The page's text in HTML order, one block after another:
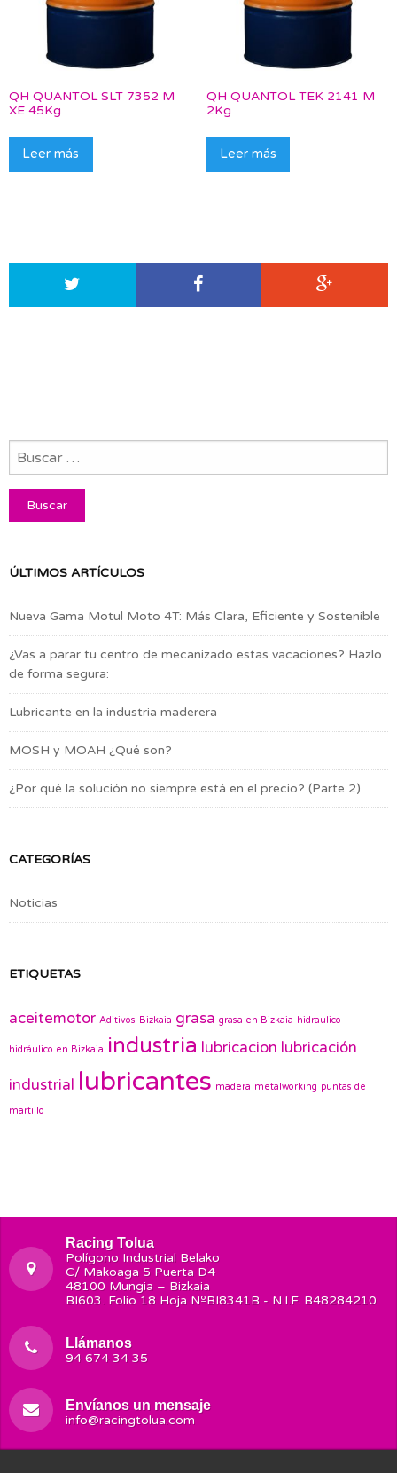
QH QUANTOL SLT 7352 M
XE 45Kg
Leer más
QH QUANTOL TEK 2141 M
2Kg
Leer más
ÚLTIMOS ARTÍCULOS
Nueva Gama Motul Moto 4T: Más Clara, Eficiente y Sostenible
¿Vas a parar tu centro de mecanizado estas vacaciones? Hazlo
de forma segura:
Lubricante en la industria maderera
MOSH y MOAH ¿Qué son?
¿Por qué la solución no siempre está en el precio? (Parte 2)
CATEGORÍAS
Noticias
ETIQUETAS
aceitemotor Aditivos Bizkaia grasa grasa en Bizkaia hidraulico
hidráulico en Bizkaia industria lubricacion lubricación
industrial lubricantes madera metalworking puntas de
martillo
Racing Tolua
Polígono Industrial Belako
C/ Makoaga 5 Puerta D4
48100 Mungia – Bizkaia
BI603. Folio 18 Hoja NºBI8341B - N.I.F. B48284210
Llámanos
94 674 34 35
Envíanos un mensaje
info@racingtolua.com